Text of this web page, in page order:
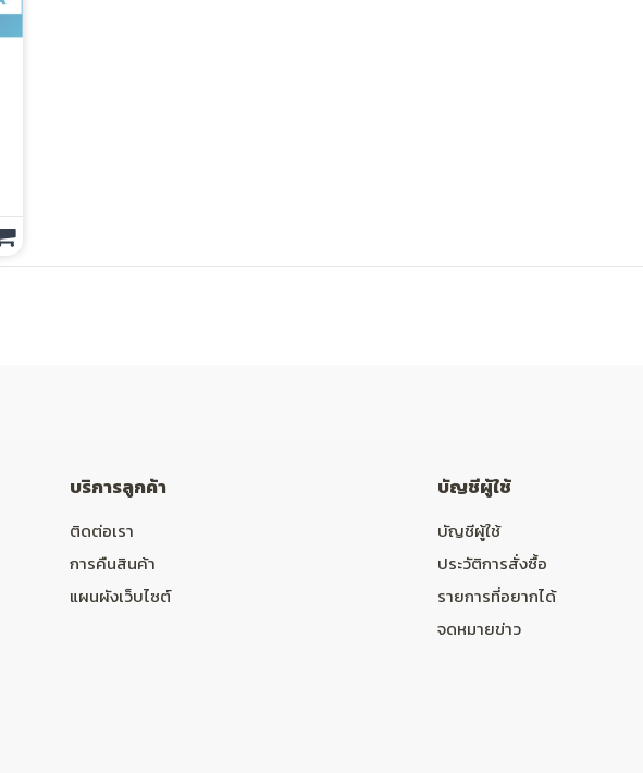
บริการลูกค้า
ติดต่อเรา
การคืนสินค้า
แผนผังเว็บไซต์
บัญชีผู้ใช้
บัญชีผู้ใช้
ประวัติการสั่งซื้อ
รายการที่อยากได้
จดหมายข่าว